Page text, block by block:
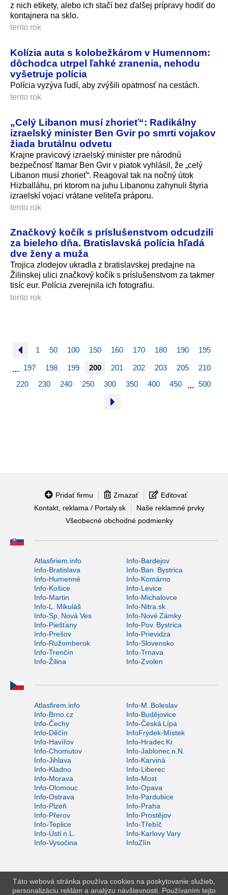
z nich etikety, alebo ich stačí bez ďalšej prípravy hodiť do
kontajnera na sklo.
tento rok
Kolízia auta s kolobežkárom v Humennom:
dôchodca utrpel ľahké zranenia, nehodu
vyšetruje polícia
Polícia vyzýva ľudí, aby zvýšili opatrnosť na cestách.
tento rok
„Celý Libanon musí zhorieť“: Radikálny
izraelský minister Ben Gvir po smrti vojakov
žiada brutálnu odvetu
Krajne pravicový izraelský minister pre národnú
bezpečnosť Itamar Ben Gvir v piatok vyhlásil, že „celý
Libanon musí zhorieť“. Reagoval tak na nočný útok
Hizballáhu, pri ktorom na juhu Libanonu zahynuli štyria
izraelskí vojaci vrátane veliteľa práporu.
tento rok
Značkový kočík s príslušenstvom odcudzili
za bieleho dňa. Bratislavská polícia hľadá
dve ženy a muža
Trojica zlodejov ukradla z bratislavskej predajne na
Žilinskej ulici značkový kočík s príslušenstvom za takmer
tisíc eur. Polícia zverejnila ich fotografiu.
tento rok
1 50 100 150 160 170 180 190 195
… 197 198 199 200 201 202 203 205
210
220
230 240 250 300 350 400 450 … 500
Pridať firmu Zmazať
Editovať
Kontakt, reklama / Portaly.sk
Naše reklamné prvky
Všeobecné obchodné podmienky
Atlasfiriem.info
Info-Bardejov
Info-Bratislava
Info-Ban. Bystrica
Info-Humenné
Info-Komárno
Info-Košice
Info-Levice
Info-Martin
Info-Michalovce
Info-L. Mikuláš
Info-Nitra.sk
Info-Sp. Nová Ves
Info-Nové Zámky
Info-Piešťany
Info-Pov. Bystrica
Info-Prešov
Info-Prievidza
Info-Ružomberok
Info-Slovensko
Info-Trenčín
Info-Trnava
Info-Žilina
Info-Zvolen
Atlasfirem.info
Info-M. Boleslav
Info-Brno.cz
Info-Budějovice
Info-Čechy
Info-Česká Lípa
Info-Děčín
InfoFrýdek-Místek
Info-Havířov
Info-Hradec Kr.
Info-Chomutov
Info-Jablonec n.N.
Info-Jihlava
Info-Karviná
Info-Kladno
Info-Liberec
Info-Morava
Info-Most
Info-Olomouc
Info-Opava
Info-Ostrava
Info-Pardubice
Info-Plzeň
Info-Praha
Info-Přerov
Info-Prostějov
Info-Teplice
Info-Třebíč
Info-Ústí n.L.
Info-Karlovy Vary
Info-Vysočina
InfoZlín
Táto webová stránka používa cookies na poskytovanie služieb,
personalizáciu reklám a analýzu návštevnosti. Používaním tejto